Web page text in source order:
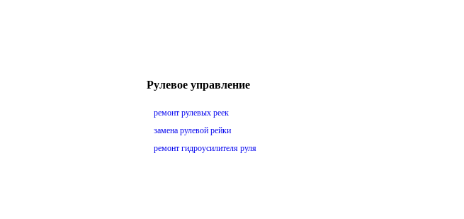
Рулевое управление
ремонт рулевых реек
замена рулевой рейки
ремонт гидроусилителя руля